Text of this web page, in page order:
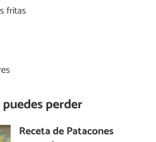
fritas
perder
Receta de Patacones